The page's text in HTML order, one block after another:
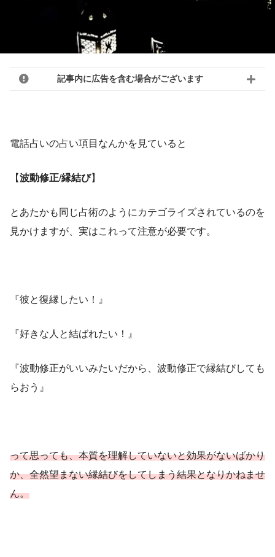
記事内に広告を含む場合がございます
電話占いの占い項目なんかを見ていると
【波動修正/縁結び】
とあたかも同じ占術のようにカテゴライズされているのを
見かけますが、実はこれって注意が必要です。
『彼と復縁したい！』
『好きな人と結ばれたい！』
『波動修正がいいみたいだから、波動修正で縁結びしても
らおう』
って思っても、本質を理解していないと効果がないばかり
か、全然望まない縁結びをしてしまう結果となりかねませ
ん。